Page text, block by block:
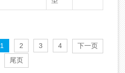
1 2 3 4
下一页
尾页